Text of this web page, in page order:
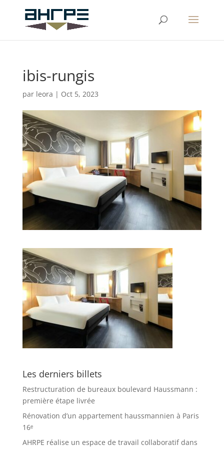
ibis-rungis
par leora | Oct 5, 2023
Les derniers billets
Restructuration de bureaux boulevard Haussmann :
première étape livrée
Rénovation d’un appartement haussmannien à Paris
16ᵉ
AHRPE réalise un espace de travail collaboratif dans